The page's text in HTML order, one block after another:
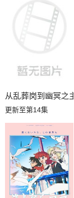
从乱葬岗到幽冥之主
更新至第14集